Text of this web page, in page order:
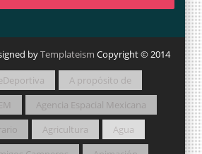
byTemplateism Copyright © 2014
A propósito de
Agencia Espacial Mexicana
Agricultura
Agua